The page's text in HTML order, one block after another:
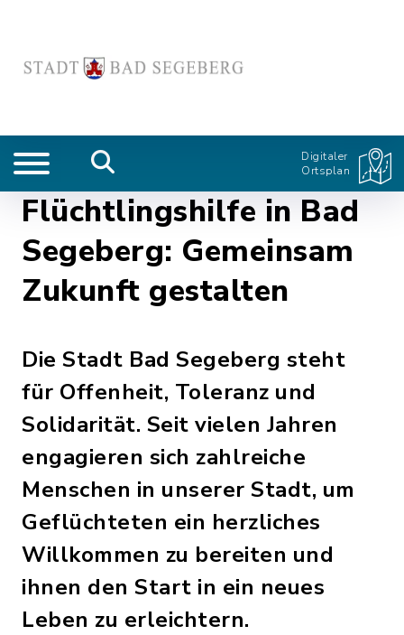
Digitaler
Ortsplan
Flüchtlingshilfe in Bad
Segeberg: Gemeinsam
Zukunft gestalten
Die Stadt Bad Segeberg steht
für Offenheit, Toleranz und
Solidarität. Seit vielen Jahren
engagieren sich zahlreiche
Menschen in unserer Stadt, um
Geflüchteten ein herzliches
Willkommen zu bereiten und
ihnen den Start in ein neues
Leben zu erleichtern.